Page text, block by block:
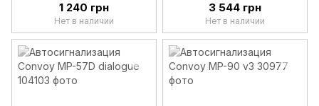
1 240 грн
Нет в наличии
3 544 грн
Нет в наличии